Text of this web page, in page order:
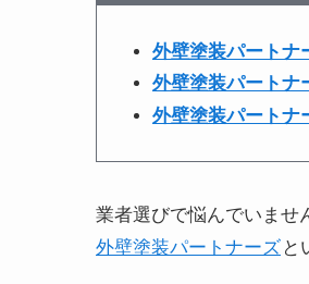
外壁塗装パートナ
外壁塗装パートナ
外壁塗装パートナ
業者選びで悩んでいませ
外壁塗装パートナーズ と